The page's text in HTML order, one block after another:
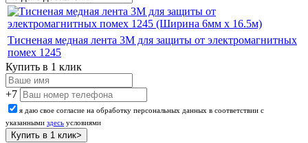
Тисненая медная лента 3M для защиты от электромагнитных
помех 1245
Купить в 1 клик
+7
я даю свое согласие на обработку персональных данных в соответствии с
указанными здесь условиями